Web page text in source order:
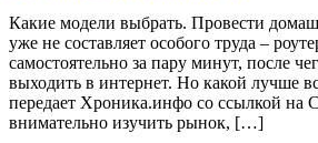
Какие модели выбрать. Провести
уже не составляет особого труда –
самостоятельно за пару минут, после
выходить в интернет. Но какой лучше
передает Хроника.инфо со ссылкой на
внимательно изучить рынок, […]